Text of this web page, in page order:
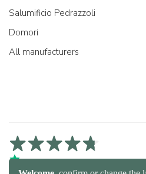
Salumificio Pedrazzoli
Domori
All manufacturers
4,7/5 on Trustpilot